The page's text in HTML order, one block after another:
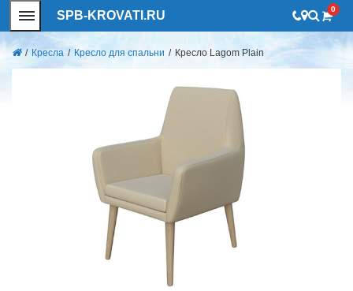
SPB-KROVATI.RU 0
/ Кресла / Кресло для спальни / Кресло Lagom Plain